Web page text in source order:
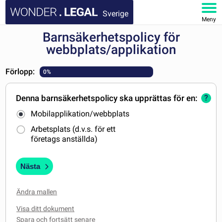
Sverige
Meny
STARTSIDA
MITT KONTO
Barnsäkerhetspolicy för
webbplats/applikation
Förlopp: 0%
Denna barnsäkerhetspolicy ska upprättas för en:
Mobilapplikation/webbplats
Arbetsplats (d.v.s. för ett
företags anställda)
?
Nästa
Ändra mallen
Visa ditt dokument